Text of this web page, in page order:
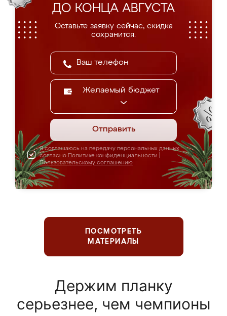
ДО КОНЦА АВГУСТА
Оставьте заявку сейчас, скидка
сохранится.
Желаемый бюджет
Отправить
Я соглашаюсь на передачу персональных данных
согласно Политике конфиденциальности
Пользовательскому соглашению
ПОСМОТРЕТЬ
МАТЕРИАЛЫ
Держим планку
серьезнее, чем чемпионы